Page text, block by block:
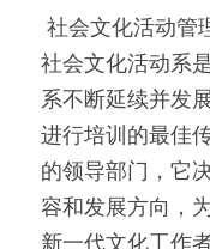
社会文化活动管
社会文化活动系
系不断延续并发
进行培训的最佳
的领导部门，它
容和发展方向，
新一代文化工作